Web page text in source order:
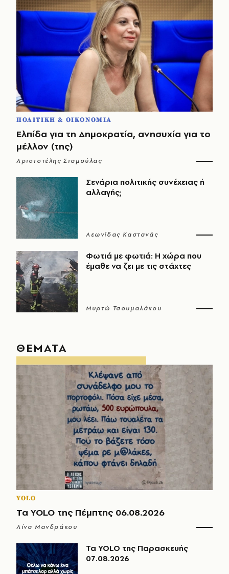
ΠΟΛΙΤΙΚΗ & ΟΙΚΟΝΟΜΙΑ
Ελπίδα για τη Δημοκρατία, ανησυχία για το
μέλλον (της)
Αριστοτέλης Σταμούλας
Σενάρια πολιτικής συνέχειας ή
αλλαγής;
Λεωνίδας Καστανάς
Φωτιά με φωτιά: Η χώρα που
έμαθε να ζει με τις στάχτες
Μυρτώ Τσουμαλάκου
ΘΕΜΑΤΑ
YOLO
Τα YOLO της Πέμπτης 06.08.2026
Λίνα Μανδράκου
Τα YOLO της Παρασκευής
07.08.2026